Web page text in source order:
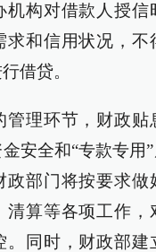
机构对借款人授信
求和信用状况，不
借贷。
管理环节，财政贴
安全和“专款专用”
政部门将按要求做
清算等各项工作，
。同时，财政部建